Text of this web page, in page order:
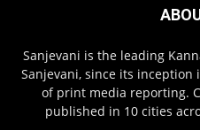
Sanjevani is the leading
Sanjevani, since its inception
of print media reporting.
published in 10 cities